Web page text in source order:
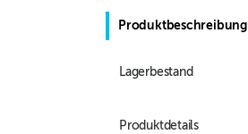
Produktbeschreibung
Lagerbestand
Produktdetails